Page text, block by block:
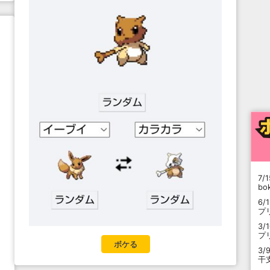
ボケる
7/
6/
プ
3/
プ
3/9
干